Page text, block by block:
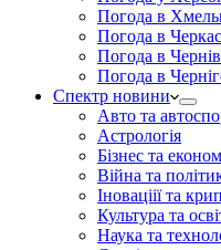
Погода в
Погода в
Погода в
Погода в
Спектр новини
Авто та
Астрологія
Бізнес та
Війна та
Іноваціії та
Культура та
Наука та